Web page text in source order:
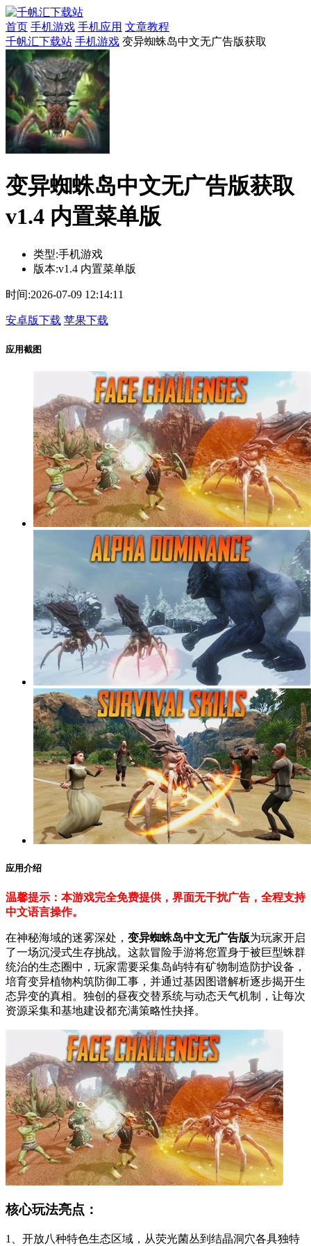
首页 手机游戏 手机应用 文章教程
千帆汇下载站 手机游戏 变异蜘蛛岛中文无广告版获取
变异蜘蛛岛中文无广告版获取
v1.4 内置菜单版
类型:手机游戏
版本:v1.4 内置菜单版
时间:2026-07-09 12:14:11
安卓版下载 苹果下载
应用截图
应用介绍
温馨提示：本游戏完全免费提供，界面无干扰广告，全程支持
中文语言操作。
在神秘海域的迷雾深处， 变异蜘蛛岛中文无广告版为玩家开启
了一场沉浸式生存挑战。这款冒险手游将您置身于被巨型蛛群
统治的生态圈中，玩家需要采集岛屿特有矿物制造防护设备，
培育变异植物构筑防御工事，并通过基因图谱解析逐步揭开生
态异变的真相。独创的昼夜交替系统与动态天气机制，让每次
资源采集和基地建设都充满策略性抉择。
核心玩法亮点：
1、开放八种特色生态区域，从荧光菌丛到结晶洞穴各具独特